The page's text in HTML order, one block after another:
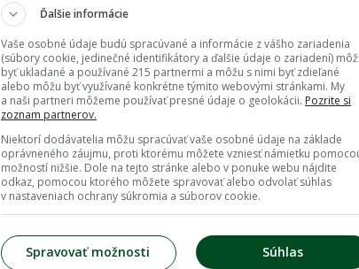
Ďalšie informácie
Vaše osobné údaje budú spracúvané a informácie z vášho zariadenia
(súbory cookie, jedinečné identifikátory a ďalšie údaje o zariadení)
byť ukladané a používané 215 partnermi a môžu s nimi byť zdieľané
alebo môžu byť využívané konkrétne týmito webovými stránkami. My
a naši partneri môžeme používať presné údaje o geolokácii. Pozrite si
zoznam partnerov.
Niektorí dodávatelia môžu spracúvať vaše osobné údaje na základe
oprávneného záujmu, proti ktorému môžete vzniesť námietku
možností nižšie. Dole na tejto stránke alebo v ponuke webu nájdite
odkaz, pomocou ktorého môžete spravovať alebo odvolať súhlas
v nastaveniach ochrany súkromia a súborov cookie.
Súhlas
Spravovať možnosti